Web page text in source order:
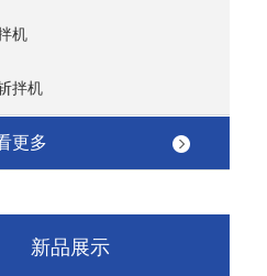
机
拌机
更多
新品展示